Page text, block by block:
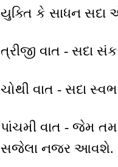
યુક્તિ કે સાધન સદા
ત્રીજી વાત - સદા
ચોથી વાત - સદા
પાંચમી વાત - જેમ
સજેલા નજર આવશે.